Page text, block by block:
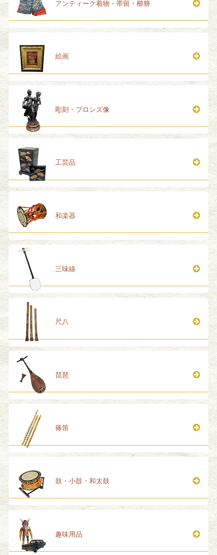
アンティーク着物・帯留・櫛簪
絵画
彫刻・ブロンズ像
工芸品
和楽器
三味線
尺八
琵琶
篠笛
鼓・小鼓・和太鼓
趣味用品